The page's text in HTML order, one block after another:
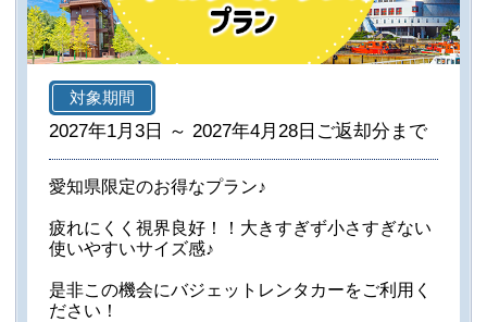
対象期間
2027年1月3日 ～ 2027年4月28日ご返却分まで
愛知県限定のお得なプラン♪
疲れにくく視界良好！！大きすぎず小さすぎない
使いやすいサイズ感♪
是非この機会にバジェットレンタカーをご利用く
ださい！